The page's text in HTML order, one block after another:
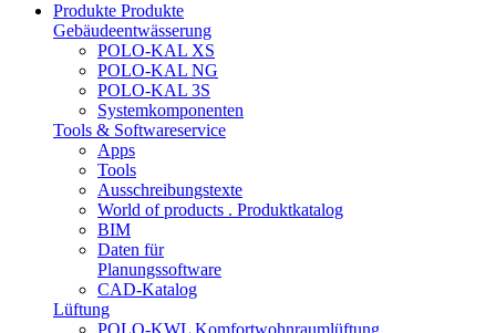
Produkte Produkte
Gebäudeentwässerung
POLO-KAL XS
POLO-KAL NG
POLO-KAL 3S
Systemkomponenten
Tools & Softwareservice
Apps
Tools
Ausschreibungstexte
World of products . Produktkatalog
BIM
Daten für
Planungssoftware
CAD-Katalog
Lüftung